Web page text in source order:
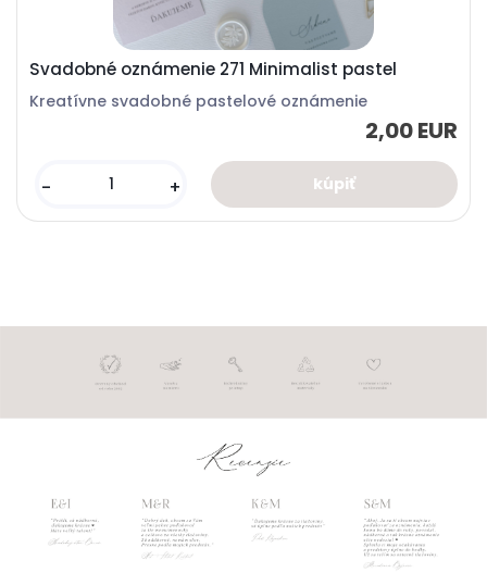
Svadobné oznámenie 271 Minimalist pastel
Kreatívne svadobné pastelové oznámenie
2,00 EUR
- +